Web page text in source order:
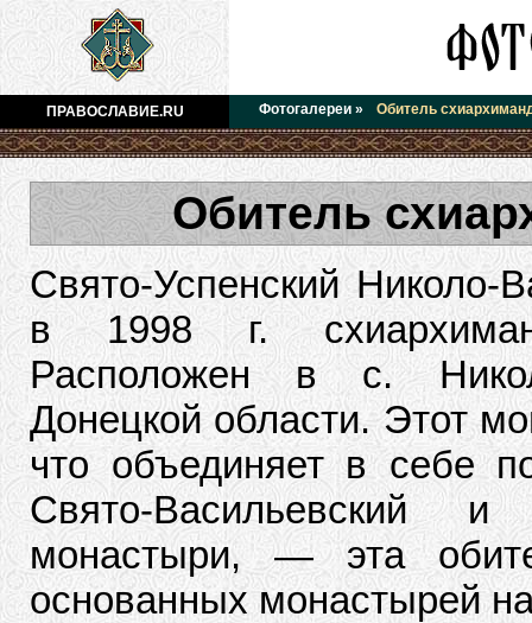
ПРАВОСЛАВИЕ.RU Фотогалереи » Обитель
Обитель
Свято-Успенский Николо-
в 1998 г.
Расположен в с.
Донецкой области. Этот
что объединяет в себе
Свято-Васильевский и
монастыри, — эта
основанных монастырей